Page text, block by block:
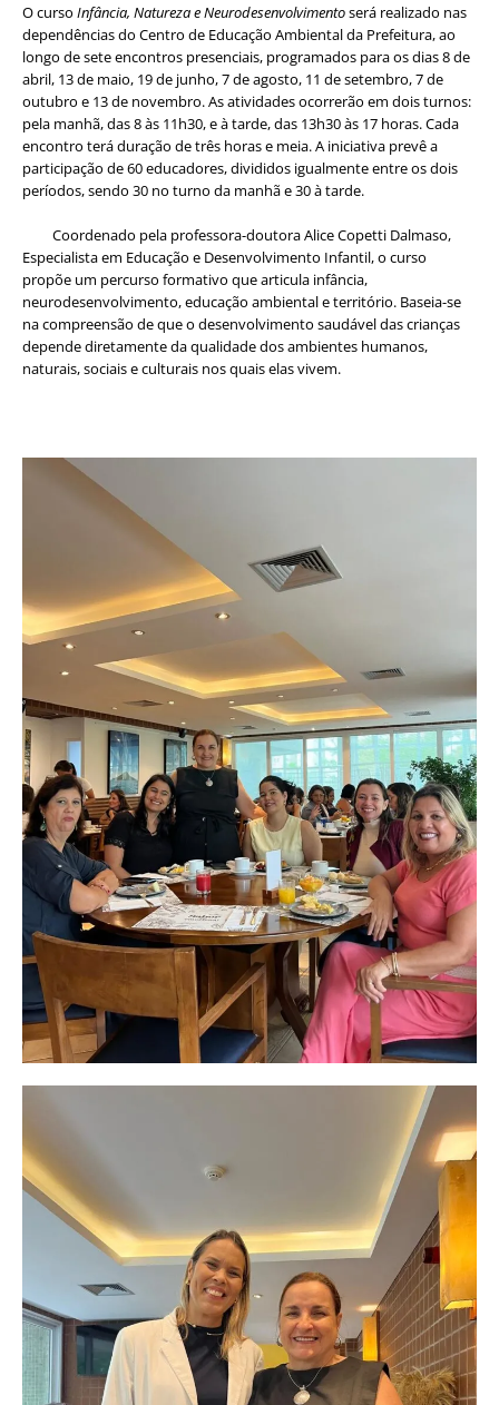
O curso Infância, Natureza e Neurodesenvolvimentoserá realizado nas
dependências do Centro de Educação Ambiental da Prefeitura, ao
longo de sete encontros presenciais, programados para os dias 8 de
abril, 13 de maio, 19 de junho, 7 de agosto, 11 de setembro, 7 de
outubro e 13 de novembro. As atividades ocorrerão em dois turnos:
pela manhã, das 8 às 11h30, e à tarde, das 13h30 às 17 horas. Cada
encontro terá duração de três horas e meia. A iniciativa prevê a
participação de 60 educadores, divididos igualmente entre os dois
períodos, sendo 30 no turno da manhã e 30 à tarde.
Coordenado pela professora-doutora Alice Copetti Dalmaso,
Especialista em Educação e Desenvolvimento Infantil, o curso
propõe um percurso formativo que articula infância,
neurodesenvolvimento, educação ambiental e território. Baseia-se
na compreensão de que o desenvolvimento saudável das crianças
depende diretamente da qualidade dos ambientes humanos,
naturais, sociais e culturais nos quais elas vivem.